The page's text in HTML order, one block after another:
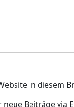
in diesem
Beiträge via